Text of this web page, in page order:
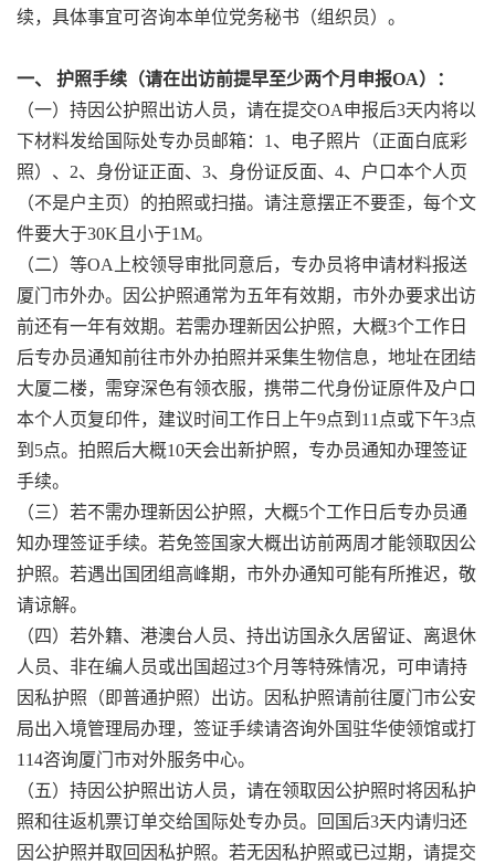
续，具体事宜可咨询本单位党务秘书（组织员）。
一、 护照手续（请在出访前提早至少两个月申报OA）：
（一）持因公护照出访人员，请在提交OA申报后3天内将以
下材料发给国际处专办员邮箱：1、电子照片（正面白底彩
照）、2、身份证正面、3、身份证反面、4、户口本个人页
（不是户主页）的拍照或扫描。请注意摆正不要歪，每个文
件要大于30K且小于1M。
（二）等OA上校领导审批同意后，专办员将申请材料报送
厦门市外办。因公护照通常为五年有效期，市外办要求出访
前还有一年有效期。若需办理新因公护照，大概3个工作日
后专办员通知前往市外办拍照并采集生物信息，地址在团结
大厦二楼，需穿深色有领衣服，携带二代身份证原件及户口
本个人页复印件，建议时间工作日上午9点到11点或下午3点
到5点。拍照后大概10天会出新护照，专办员通知办理签证
手续。
（三）若不需办理新因公护照，大概5个工作日后专办员通
知办理签证手续。若免签国家大概出访前两周才能领取因公
护照。若遇出国团组高峰期，市外办通知可能有所推迟，敬
请谅解。
（四）若外籍、港澳台人员、持出访国永久居留证、离退休
人员、非在编人员或出国超过3个月等特殊情况，可申请持
因私护照（即普通护照）出访。因私护照请前往厦门市公安
局出入境管理局办理，签证手续请咨询外国驻华使领馆或打
114咨询厦门市对外服务中心。
（五）持因公护照出访人员，请在领取因公护照时将因私护
照和往返机票订单交给国际处专办员。回国后3天内请归还
因公护照并取回因私护照。若无因私护照或已过期，请提交